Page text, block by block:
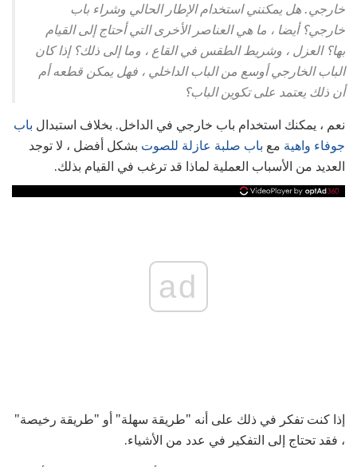
خارجي. هل يمكنني استخدام الإطار الحالي وشراء باب
خارجي؟ أيضا ، ما هي العناصر الأخرى التي أحتاج إلى القيام
بها؟ العزل ، وشريط الطقس في القاع ، وما إلى ذلك؟ إذا كان
الباب الخارجي أوسع من الباب الداخلي ، فهل يمكن قطعه أم
أن ذلك يعتمد على تكوين الباب؟
نعم ، يمكنك استخدام باب خارجي في الداخل. بخلاف استبدال باب
جوفاء واهية مع باب صلبة عازلة للصوت بشكل أفضل ، لا توجد
العديد من الأسباب العملية لماذا قد ترغب في القيام بذلك.
ad
إذا كنت تفكر في ذلك على أنه "طريقة سهلة" أو "طريقة رخيصة"
، فقد تحتاج إلى التفكير في عدد من الأشياء.